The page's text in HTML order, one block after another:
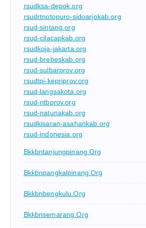
rsudksa-depok.org
rsudrtnotopuro-sidoarjokab.org
rsud-sintang.org
rsud-cilacapkab.org
rsudkoja-jakarta.org
rsud-brebeskab.org
rsud-sulbarprov.org
rsudtpi-kepriprov.org
rsud-langsakota.org
rsud-ntbprov.org
rsud-natunakab.org
rsudkisaran-asahankab.org
rsud-indonesia.org
Bkkbntanjungpinang.org
Bkkbnpangkalpinang.org
Bkkbnbengkulu.org
Bkkbnsemarang.org